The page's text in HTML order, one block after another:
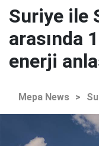
Suriye ile
arasında
enerji
Mepa News >